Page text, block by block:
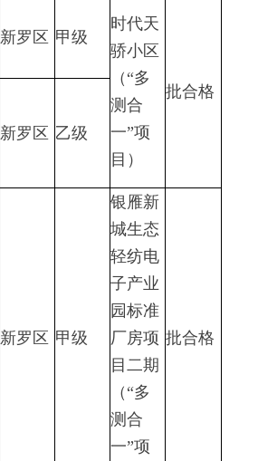
新罗区 甲级
时代天
骄小区
（“多
测合
一”项
目）
批合格
新罗区 乙级
新罗区 甲级
银雁新
城生态
轻纺电
子产业
园标准
厂房项
目二期
（“多
测合
一”项
批合格